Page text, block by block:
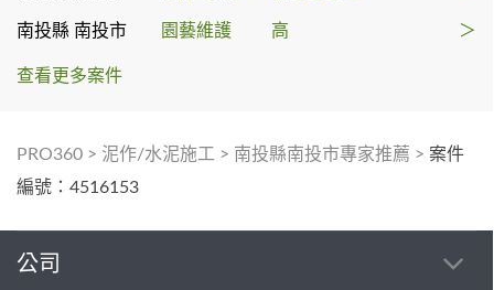
南投縣 南投市 園藝維護 高 ＞
查看更多案件
PRO360 > 泥作/水泥施工 > 南投縣南投市專家推薦 > 案件
編號：4516153
公司